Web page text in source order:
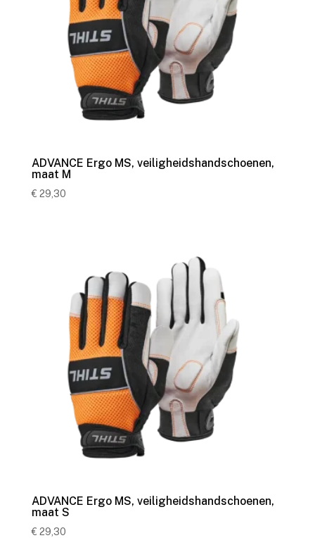
ADVANCE Ergo MS, veiligheidshandschoenen,
maat M
€ 29,30
ADVANCE Ergo MS, veiligheidshandschoenen,
maat S
€ 29,30